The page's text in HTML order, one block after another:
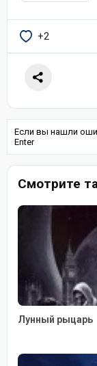
+2
Если вы нашли
Enter
Смотрите
Лунный рыцарь